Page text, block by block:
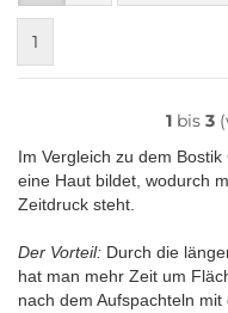
1
1bis 3
Im Vergleich zu dem
eine Haut bildet, wodurch
Zeitdruck steht.
Der Vorteil: Durch die
hat man mehr Zeit um
nach dem Aufspachteln mit